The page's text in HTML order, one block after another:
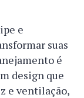
e
suas
é
design que
e ventilação,